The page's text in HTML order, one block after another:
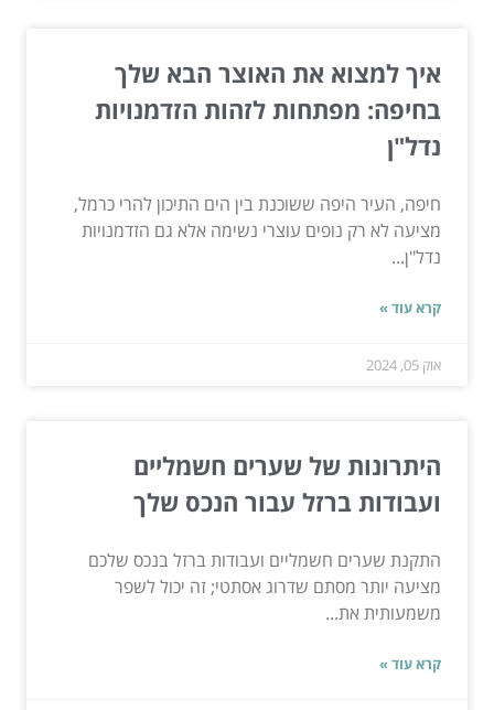
איך למצוא את האוצר הבא שלך
בחיפה: מפתחות לזהות הזדמנויות
נדל"ן
חיפה, העיר היפה ששוכנת בין הים התיכון להרי כרמל,
מציעה לא רק נופים עוצרי נשימה אלא גם הזדמנויות
נדל"ן...
קרא עוד »
אוק 05, 2024
היתרונות של שערים חשמליים
ועבודות ברזל עבור הנכס שלך
התקנת שערים חשמליים ועבודות ברזל בנכס שלכם
מציעה יותר מסתם שדרוג אסתטי; זה יכול לשפר
משמעותית את...
קרא עוד »